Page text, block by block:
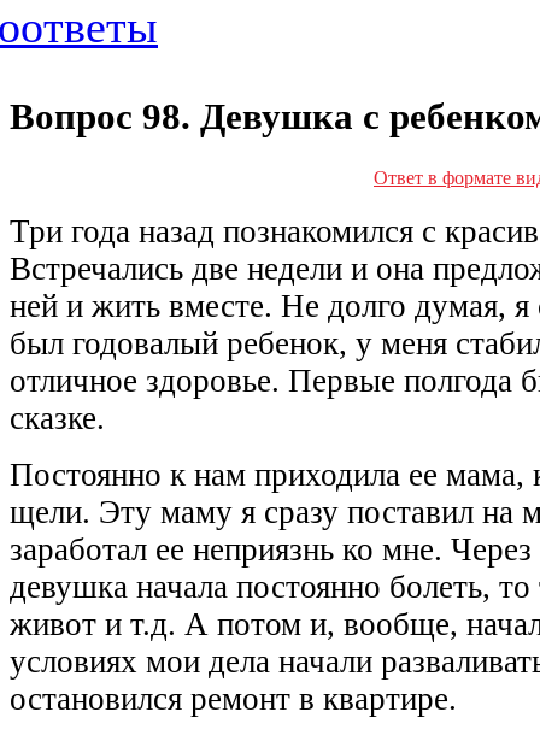
Вопрос 98. Девушка с
Ответ в формате
Три года назад познакомился с
Встречались две недели и она
ней и жить вместе. Не долго думая, я
был годовалый ребенок, у меня
отличное здоровье. Первые полгода
сказке.
Постоянно к нам приходила ее мама,
щели. Эту маму я сразу поставил на
заработал ее неприязнь ко мне.
девушка начала постоянно болеть,
живот и т.д. А потом и, вообще,
условиях мои дела начали
остановился ремонт в квартире.